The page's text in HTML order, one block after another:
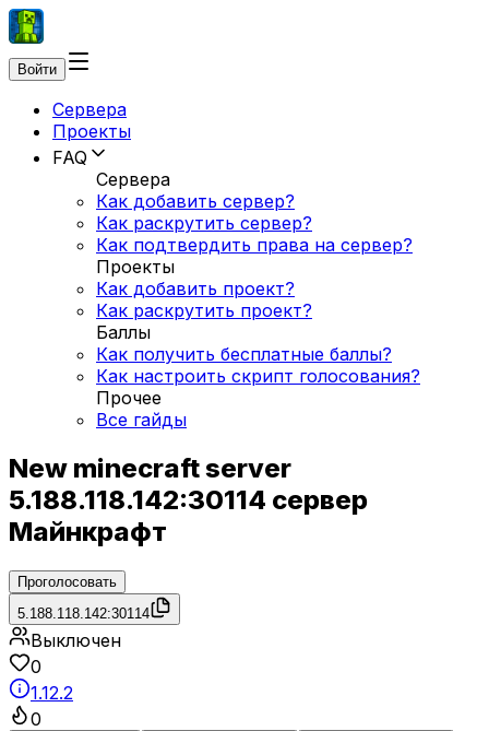
Войти
Сервера
Проекты
FAQ
Сервера
Как добавить сервер?
Как раскрутить сервер?
Как подтвердить права на сервер?
Проекты
Как добавить проект?
Как раскрутить проект?
Баллы
Как получить бесплатные баллы?
Как настроить скрипт голосования?
Прочее
Все гайды
New minecraft server
5.188.118.142:30114 сервер
Майнкрафт
Проголосовать
5.188.118.142:30114
Выключен
0
1.12.2
0